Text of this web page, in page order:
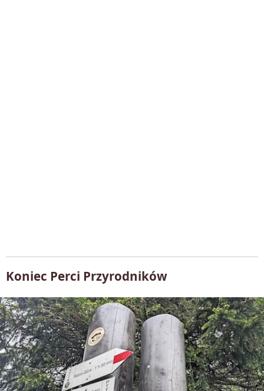
Koniec Perci Przyrodników